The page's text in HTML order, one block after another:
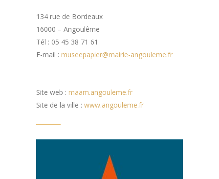
134 rue de Bordeaux
16000 – Angoulême
Tél : 05 45 38 71 61
E-mail : museepapier@mairie-angouleme.fr
Site web : maam.angouleme.fr
Site de la ville : www.angouleme.fr